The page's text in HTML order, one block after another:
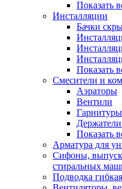
Показать
Инсталляции
Бачки
Показать
Смесители и
Аэраторы
Вентили
Показать
Арматура для
Сифоны,
стиральных
Подводка гибкая